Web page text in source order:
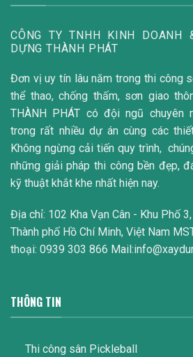
CÔNG TY TNHH KINH DOANH
DỰNG THÀNH PHÁT
Đơn vị uy tín lâu năm trong thi công
thể thao, chống thấm, sơn giao
THÀNH PHÁT có đội ngũ chuyên
trong rất nhiều dự án cùng các
Không ngừng cải tiến quy trình,
những giải pháp thi công bền đẹp,
kỹ thuật khắt khe nhất hiện nay.
Địa chỉ: 102 Kha Vạn Cân - Khu Phố
Thành phố Hồ Chí Minh, Việt Nam
thoại: 0939 303 866
THÔNG TIN
Thi công sân Pickleball